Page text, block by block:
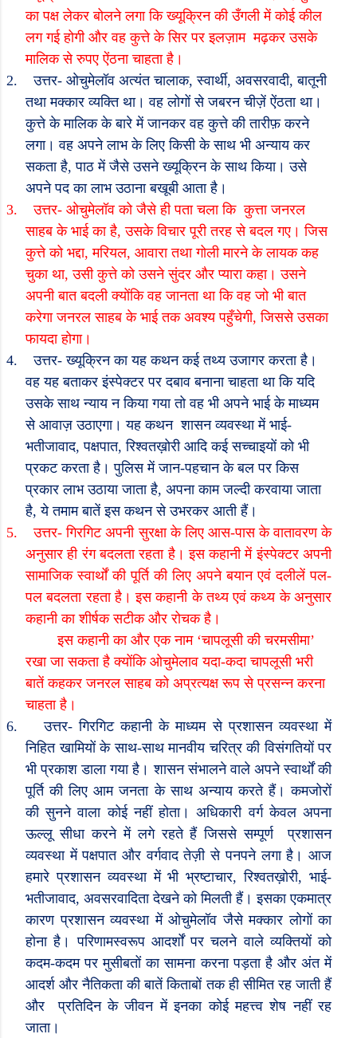
का पक्ष लेकर बोलने लगा कि ख्यूक्रिन की उँगली में कोई कील
लग गई होगी और वह कुत्ते के सिर पर इलज़ाम मढ़कर उसके
मालिक से रुपए ऐंठना चाहता है।
2.
उत्तर- ओचुमेलॉव अत्यंत चालाक, स्वार्थी, अवसरवादी, बातूनी
तथा मक्कार व्यक्ति था। वह लोगों से जबरन चीज़ें ऐंठता था।
कुत्ते के मालिक के बारे में जानकर वह कुत्ते की तारीफ़ करने
लगा। वह अपने लाभ के लिए किसी के साथ भी अन्याय कर
सकता है, पाठ में जैसे उसने ख्यूक्रिन के साथ किया। उसे
अपने पद का लाभ उठाना बखूबी आता है।
3.
उत्तर- ओचुमेलॉव को जैसे ही पता चला कि कुत्ता जनरल
साहब के भाई का है, उसके विचार पूरी तरह से बदल गए। जिस
कुत्ते को भद्दा, मरियल, आवारा तथा गोली मारने के लायक कह
चुका था, उसी कुत्ते को उसने सुंदर और प्यारा कहा। उसने
अपनी बात बदली क्योंकि वह जानता था कि वह जो भी बात
करेगा जनरल साहब के भाई तक अवश्य पहुँचेगी, जिससे उसका
फायदा होगा।
4.
उत्तर- ख्यूक्रिन का यह कथन कई तथ्य उजागर करता है।
वह यह बताकर इंस्पेक्टर पर दबाव बनाना चाहता था कि यदि
उसके साथ न्याय न किया गया तो वह भी अपने भाई के माध्यम
से आवाज़ उठाएगा। यह कथन शासन व्यवस्था में भाई-
भतीजावाद, पक्षपात, रिश्वतख़ोरी आदि कई सच्चाइयों को भी
प्रकट करता है। पुलिस में जान-पहचान के बल पर किस
प्रकार लाभ उठाया जाता है, अपना काम जल्दी करवाया जाता
है, ये तमाम बातें इस कथन से उभरकर आती हैं।
5.
उत्तर- गिरगिट अपनी सुरक्षा के लिए आस-पास के वातावरण के
अनुसार ही रंग बदलता रहता है। इस कहानी में इंस्पेक्टर अपनी
सामाजिक स्वार्थों की पूर्ति की लिए अपने बयान एवं दलीलें पल-
पल बदलता रहता है। इस कहानी के तथ्य एवं कथ्य के अनुसार
कहानी का शीर्षक सटीक और रोचक है।
इस कहानी का और एक नाम ‘चापलूसी की चरमसीमा’
रखा जा सकता है क्योंकि ओचुमेलाव यदा-कदा चापलूसी भरी
बातें कहकर जनरल साहब को अप्रत्यक्ष रूप से प्रसन्न करना
चाहता है।
6.
उत्तर- गिरगिट कहानी के माध्यम से प्रशासन व्यवस्था में
निहित खामियों के साथ-साथ मानवीय चरित्र की विसंगतियों पर
भी प्रकाश डाला गया है। शासन संभालने वाले अपने स्वार्थों की
पूर्ति की लिए आम जनता के साथ अन्याय करते हैं। कमजोरों
की सुनने वाला कोई नहीं होता। अधिकारी वर्ग केवल अपना
ऊल्लू सीधा करने में लगे रहते हैं जिससे सम्पूर्ण
प्रशासन
व्यवस्था में पक्षपात और वर्गवाद तेज़ी से पनपने लगा है। आज
हमारे प्रशासन व्यवस्था में भी भ्रष्टाचार, रिश्वतख़ोरी, भाई-
भतीजावाद, अवसरवादिता देखने को मिलती हैं। इसका एकमात्र
कारण प्रशासन व्यवस्था में ओचुमेलॉव जैसे मक्कार लोगों का
होना है। परिणामस्वरूप आदर्शों पर चलने वाले व्यक्तियों को
कदम-कदम पर मुसीबतों का सामना करना पड़ता है और अंत में
आदर्श और नैतिकता की बातें किताबों तक ही सीमित रह जाती हैं
और
प्रतिदिन के जीवन में इनका कोई महत्त्व शेष नहीं रह
जाता।